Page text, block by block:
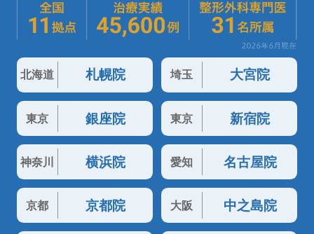
北海道 札幌院 埼玉 大宮院
東京 銀座院 東京 新宿院
神奈川 横浜院 愛知 名古屋院
京都 京都院 大阪 中之島院